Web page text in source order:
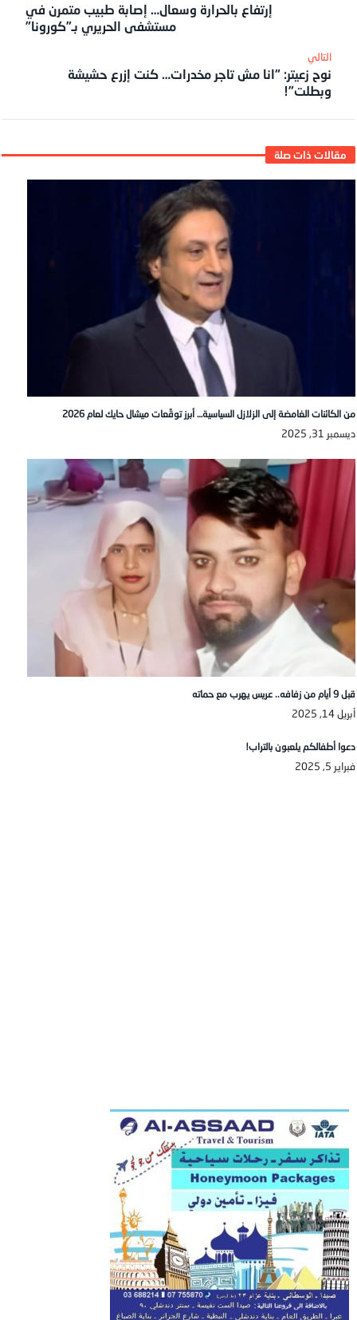
إرتفاع بالحرارة وسعال… إصابة طبيب متمرن في
مستشفى الحريري بـ”كورونا”
‎التالي
نوح زعيتر: “انا مش تاجر مخدرات… كنت إزرع حشيشة
وبطلت”!
من الكائنات الغامضة إلى الزلازل السياسية… أبرز توقّعات ميشال حايك لعام 2026
ديسمبر 31, 2025
قبل 9 أيام من زفافه.. عريس يهرب مع حماته
أبريل 14, 2025
دعوا أطفالكم يلعبون بالتراب!
فبراير 5, 2025